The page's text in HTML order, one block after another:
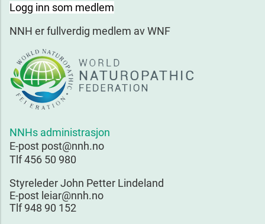
Logg inn som medlem
NNH er fullverdig medlem av WNF
NNHs administrasjon
E-post post@nnh.no
Tlf 456 50 980
Styreleder John Petter Lindeland
E-post leiar@nnh.no
Tlf 948 90 152